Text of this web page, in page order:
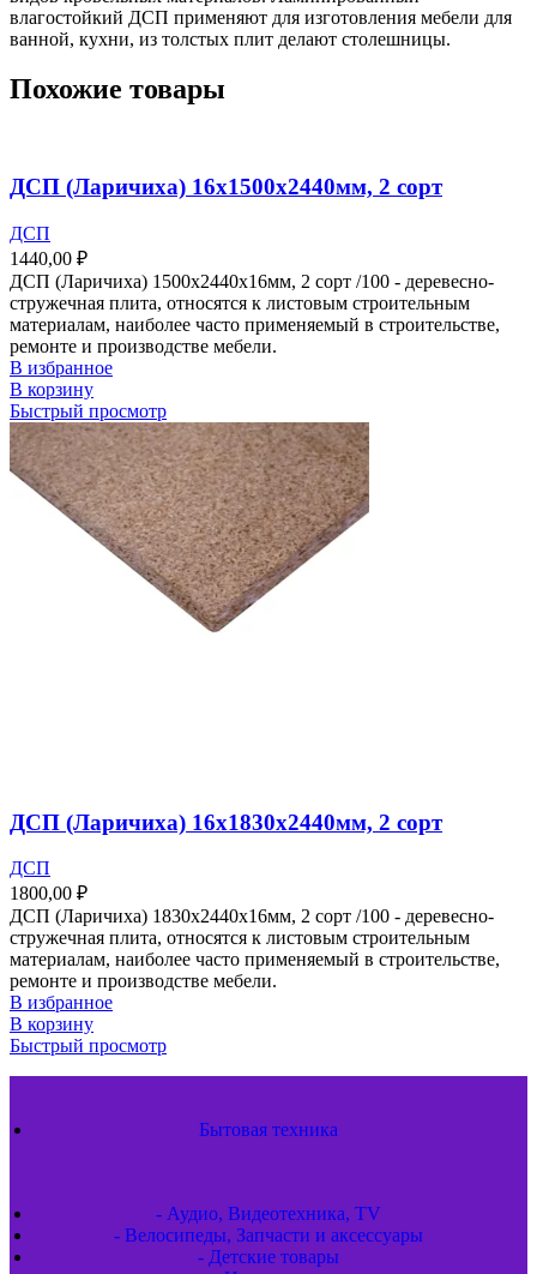
влагостойкий ДСП применяют для изготовления мебели для
ванной, кухни, из толстых плит делают столешницы.
Похожие товары
ДСП (Ларичиха) 16х1500х2440мм, 2 сорт
ДСП
1440,00 ₽
ДСП (Ларичиха) 1500х2440х16мм, 2 сорт /100 - деревесно-
стружечная плита, относятся к листовым строительным
материалам, наиболее часто применяемый в строительстве,
ремонте и производстве мебели.
В избранное
В корзину
Быстрый просмотр
ДСП (Ларичиха) 16х1830х2440мм, 2 сорт
ДСП
1800,00 ₽
ДСП (Ларичиха) 1830х2440х16мм, 2 сорт /100 - деревесно-
стружечная плита, относятся к листовым строительным
материалам, наиболее часто применяемый в строительстве,
ремонте и производстве мебели.
В избранное
В корзину
Быстрый просмотр
Бытовая техника
- Аудио, Видеотехника, TV
- Велосипеды, Запчасти и аксессуары
- Детские товары